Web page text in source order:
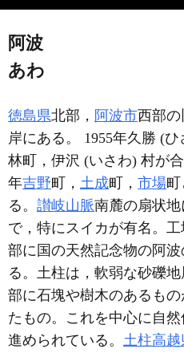
阿波
あわ
徳島県北部， 阿波市西部の
岸にある。 1955年久勝 (ひ
林町，伊沢 (いさわ) 村が
年吉野町， 土成町， 市場
る。 讃岐山脈南麓の扇状
で，特にスイカが有名。
部に国の天然記念物の阿
る。土柱は，軟弱な砂礫
部に石塊や樹木のあるも
たもの。これを中心に自
進められている。 土柱高